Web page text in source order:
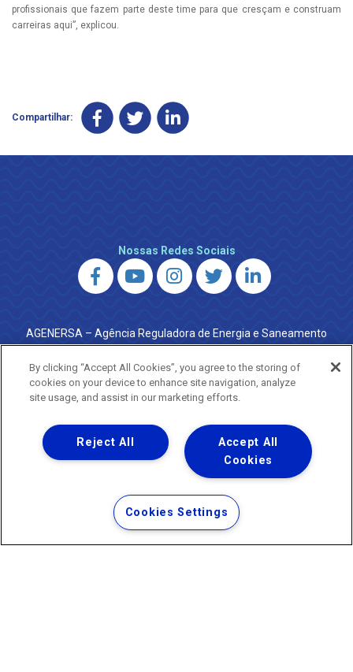
profissionais que fazem parte deste time para que cresçam e construam
carreiras aqui”, explicou.
Compartilhar:
Nossas Redes Sociais
AGENERSA – Agência Reguladora de Energia e Saneamento
do Estado do Rio de Janeiro
0800 024 9040 · (21) 2332-6457 (WhatsApp) ·
ouvidoria@agenersa.rj.gov.br/ouvidoria.agenersa@gmail.com
·http://www.agenersa.rj.gov.br
Uma empresa
Copyright ® 2026 - Todos os Direitos Reservados.
Termos Gerais de Uso de Sites e Aplicativos
Política de Privacidade e Proteção de Dados
By clicking “Accept All Cookies”, you agree to the storing of
cookies on your device to enhance site navigation, analyze
site usage, and assist in our marketing efforts.
Accept All
Cookies
Reject All
Cookies Settings